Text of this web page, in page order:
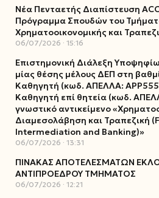
Νέα Πενταετής Διαπίστευση
Πρόγραμμα Σπουδών του
Χρηματοοικονομικής και
06/07/2026 15:16
Επιστημονική Διάλεξη
μίας θέσης μέλους ΔΕΠ στη
Καθηγητή (κωδ. ΑΠΕΛΛΑ:
Καθηγητή επί θητεία (κωδ.
γνωστικό αντικείμενο
Διαμεσολάβηση και Τραπεζική
Intermediation and Banking)»
06/07/2026 13:31
ΠΙΝΑΚΑΣ ΑΠΟΤΕΛΕΣΜΑΤΩΝ
ΑΝΤΙΠΡΟΕΔΡΟΥ ΤΜΗΜΑΤΟΣ
06/07/2026 12:21